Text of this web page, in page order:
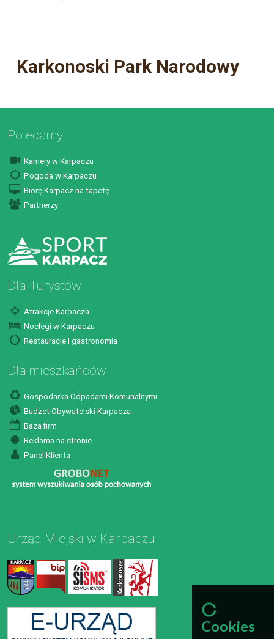
Karkonoski Park Narodowy
Polecamy
Kamery w Karpaczu
Pogoda w Karpaczu
Biorę Karpacz na tapetę
Partnerzy
Dla Turystów
Atrakcje Karpacza
Noclegi w Karpaczu
Restauracje i gastronomia
Dla mieszkańców
Gospodarka Odpadami Komunalnymi
Budżet Obywatelski Karpacza
Baza firm
Reklama na stronie
Panel Klienta
Urząd Miejski w Karpaczu
Cookies